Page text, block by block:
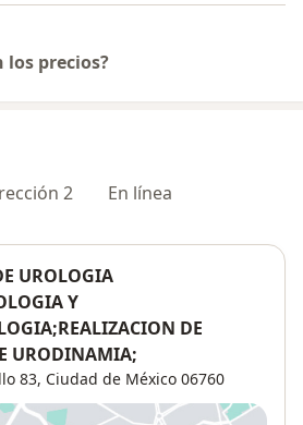
los precios?
2 En línea
UROLOGIA
Y
DE
URODINAMIA;
83, Ciudad de México 06760